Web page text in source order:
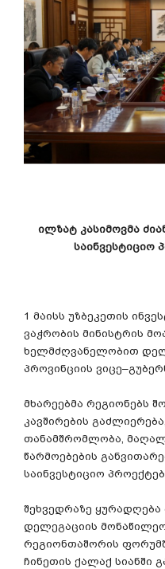
ილზატ კასიმოვმა
საინვესტიციო
1 მაისს უზბეკეთის
ვაჭრობის მინისტრის
ხელმძღვანელობით
პროვინციის ვიცე–
მხარეებმა რეგიონებს
კავშირების გაძლიერება,
თანამშრომლობა,
წარმოებების
საინვესტიციო
შეხვედრაზე ყურადღება
დელეგაციის
რეგიონთაშორის
ჩინეთის ქალაქ სიანში